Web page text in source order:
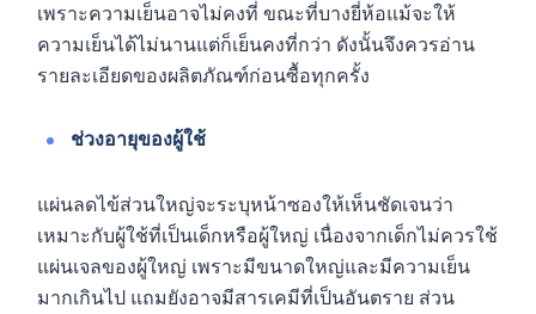
เพราะความเย็นอาจไม่คงที่ ขณะที่บางยี่ห้อแม้จะให้
ความเย็นได้ไม่นานแต่ก็เย็นคงที่กว่า ดังนั้นจึงควรอ่าน
รายละเอียดของผลิตภัณฑ์ก่อนซื้อทุกครั้ง
ช่วงอายุของผู้ใช้
แผ่นลดไข้ส่วนใหญ่จะระบุหน้าซองให้เห็นชัดเจนว่า
เหมาะกับผู้ใช้ที่เป็นเด็กหรือผู้ใหญ่ เนื่องจากเด็กไม่ควรใช้
แผ่นเจลของผู้ใหญ่ เพราะมีขนาดใหญ่และมีความเย็น
มากเกินไป แถมยังอาจมีสารเคมีที่เป็นอันตราย ส่วน